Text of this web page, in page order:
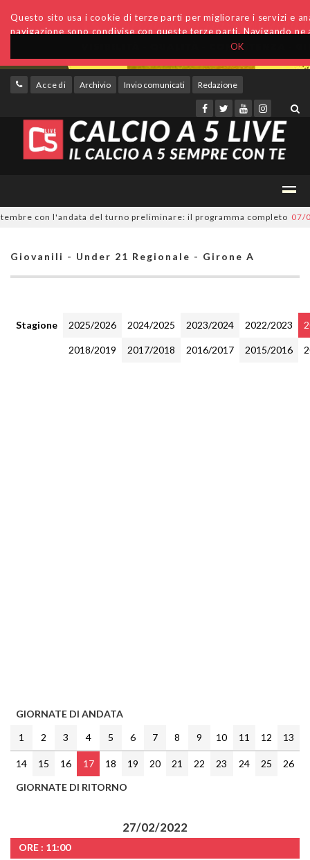
OK
Questo sito usa i cookie di terze parti per migliorare i servizi e
navigazione sono condivise con queste terze parti. Navigando
Accedi Archivio Invio comunicati Redazione
con l'andata del turno preliminare: il programma completo 07/08/
Giovanili - Under 21 Regionale - Girone A
Stagione 2025/2026 2024/2025 2023/2024 2022/2023
2018/2019 2017/2018 2016/2017 2015/2016
GIORNATE DI ANDATA
1
2 3 4 5 6 7 8 9 10 11 12 13
14 15 16 17 18 19 20 21 22 23 24 25
26
GIORNATE DI RITORNO
27/02/2022
ORE : 11:00